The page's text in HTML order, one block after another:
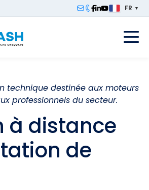
FR ▼
technique destinée aux moteurs
professionnels du secteur.
à distance
de